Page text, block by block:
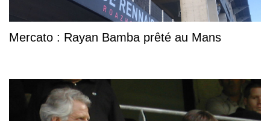
Mercato : Rayan Bamba prêté au Mans